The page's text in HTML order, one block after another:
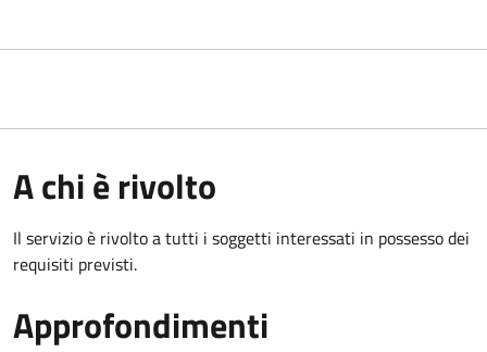
A chi è rivolto
Il servizio è rivolto a tutti i soggetti interessati in possesso dei
requisiti previsti.
Approfondimenti